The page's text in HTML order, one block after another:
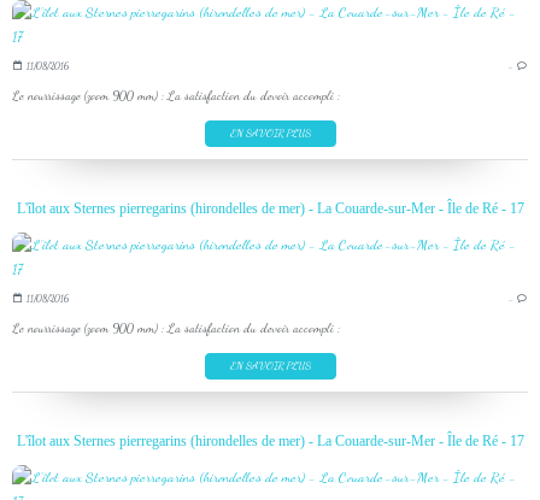
11/08/2016 …
Le nourrissage (zoom 900 mm) : La satisfaction du devoir accompli :
EN SAVOIR PLUS
L'îlot aux Sternes pierregarins (hirondelles de mer) - La Couarde-sur-Mer - Île de Ré - 17
11/08/2016 …
Le nourrissage (zoom 900 mm) : La satisfaction du devoir accompli :
EN SAVOIR PLUS
L'îlot aux Sternes pierregarins (hirondelles de mer) - La Couarde-sur-Mer - Île de Ré - 17